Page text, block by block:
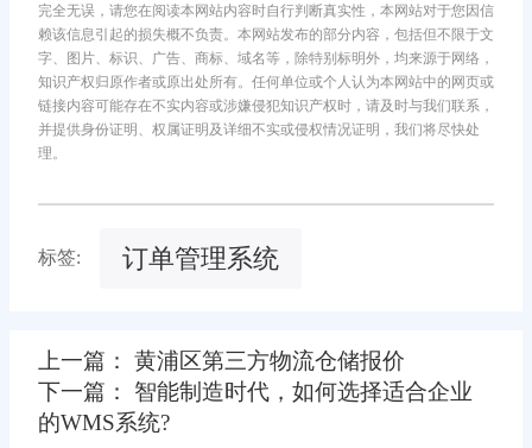
完全无误，请您在阅读本网站内容时自行判断真实性，本网站对于您因信
赖该信息引起的损失概不负责。本网站发布的部分内容，包括但不限于文
字、图片、标识、广告、商标、域名等，除特别标明外，均来源于网络，
知识产权归原作者或原出处所有。任何单位或个人认为本网站中的网页或
链接内容可能存在不实内容或涉嫌侵犯知识产权时，请及时与我们联系，
并提供身份证明、权属证明及详细不实或侵权情况证明，我们将尽快处
理。
标签: 订单管理系统
上一篇： 黄浦区第三方物流仓储报价
下一篇： 智能制造时代，如何选择适合企业
的WMS系统?